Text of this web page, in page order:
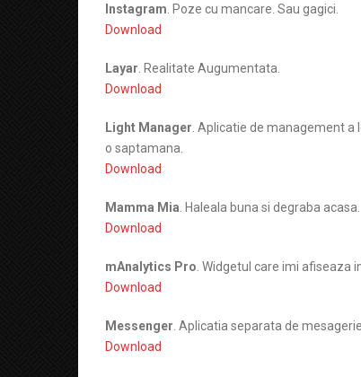
Instagram . Poze cu mancare. Sau gagici.
Download
Layar . Realitate Augumentata.
Download
Light Manager . Aplicatie de management
o saptamana.
Download
Mamma Mia . Haleala buna si degraba acasa.
Download
mAnalytics Pro . Widgetul care imi afiseaza
Download
Messenger . Aplicatia separata de
Download